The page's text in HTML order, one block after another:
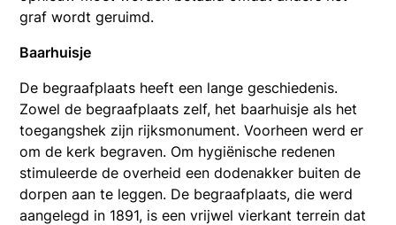
graf wordt geruimd.
Baarhuisje
De begraafplaats heeft een lange geschiedenis.
Zowel de begraafplaats zelf, het baarhuisje als het
toegangshek zijn rijksmonument. Voorheen werd er
om de kerk begraven. Om hygiënische redenen
stimuleerde de overheid een dodenakker buiten de
dorpen aan te leggen. De begraafplaats, die werd
aangelegd in 1891, is een vrijwel vierkant terrein dat